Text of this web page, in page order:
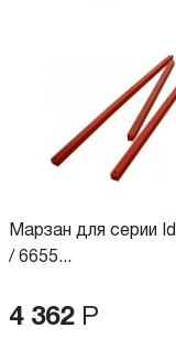
Марзан для серии
/ 6655...
4 362 Р